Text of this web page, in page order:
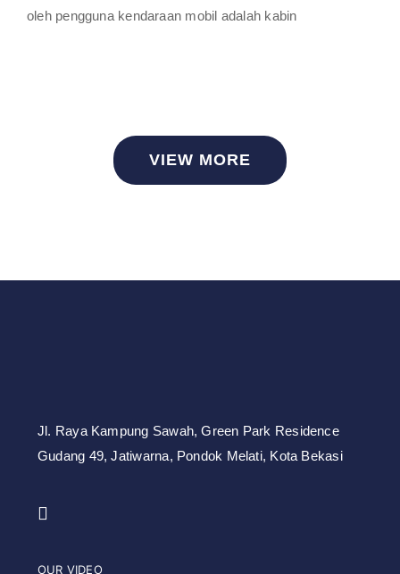
oleh pengguna kendaraan mobil adalah kabin
VIEW MORE
Jl. Raya Kampung Sawah,Green Park Residence
Gudang 49,Jatiwarna, Pondok Melati, Kota Bekasi
OUR VIDEO